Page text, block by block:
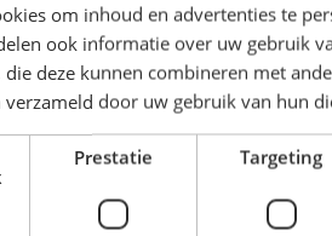
en geluidsisolatie voor woningen
om inhoud en advertenties te
ook informatie over uw gebruik
die deze kunnen combineren met
verzameld door uw gebruik van hun
Prestatie Targeting